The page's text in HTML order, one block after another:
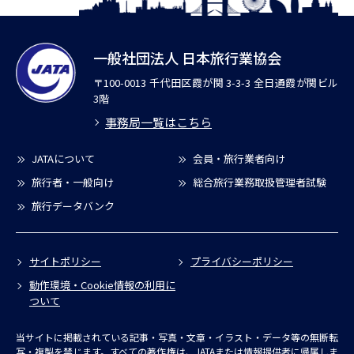
一般社団法人 日本旅行業協会
〒100-0013 千代田区霞が関 3-3-3 全日通霞が関ビル
3階
事務局一覧はこちら
JATAについて
会員・旅行業者向け
旅行者・一般向け
総合旅行業務取扱管理者試験
旅行データバンク
サイトポリシー
プライバシーポリシー
動作環境・Cookie情報の利用に
ついて
当サイトに掲載されている記事・写真・文章・イラスト・データ等の無断転
写・複製を禁じます。すべての著作権は、JATAまたは情報提供者に帰属しま